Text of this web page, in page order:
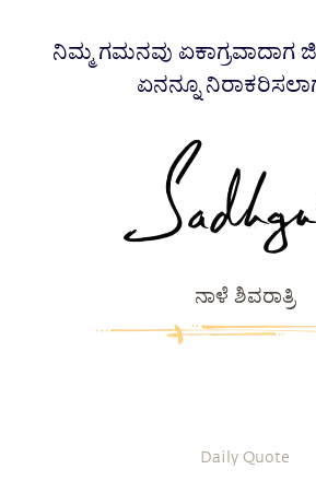
ನಿಮ್ಮ ಗಮನವು ಏಕಾಗ್ರವಾದಾಗ
ಏನನ್ನೂ
ನಾಳೆ ಶಿವರಾತ್ರಿ
Daily Quote